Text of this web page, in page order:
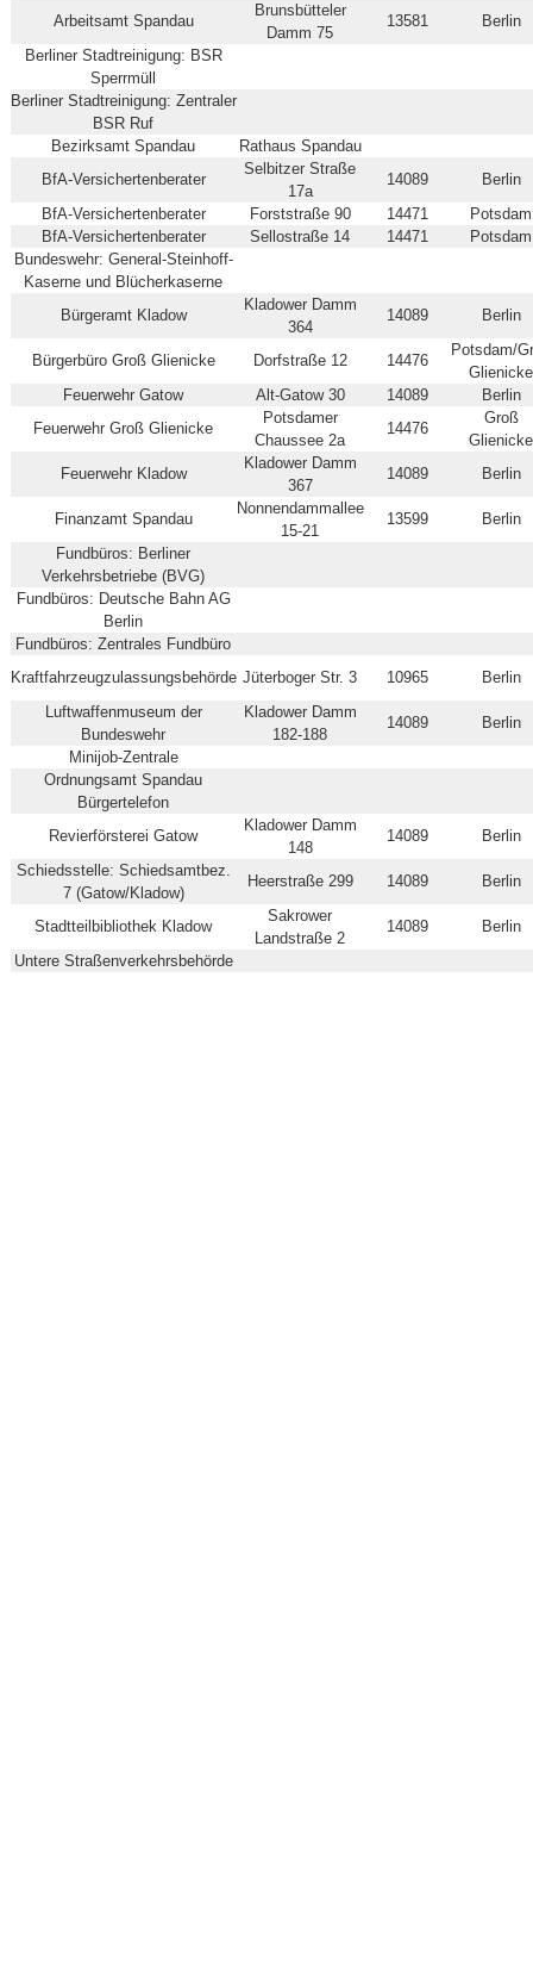
Arbeitsamt Spandau
Brunsbütteler
Damm 75
13581
Berlin
Berliner Stadtreinigung: BSR
Sperrmüll
Berliner Stadtreinigung: Zentraler
BSR Ruf
Bezirksamt Spandau
Rathaus Spandau
BfA-Versichertenberater
Selbitzer Straße
17a
14089
Berlin
BfA-Versichertenberater
Forststraße 90 14471
Potsdam
BfA-Versichertenberater
Sellostraße 14 14471
Potsdam
Bundeswehr: General-Steinhoff-
Kaserne und Blücherkaserne
Bürgeramt Kladow
Kladower Damm
364
14089 Berlin
Bürgerbüro Groß Glienicke Dorfstraße 12 14476
Potsdam/
Glienicke
Feuerwehr Gatow
Alt-Gatow 30 14089
Berlin
Feuerwehr Groß Glienicke
Potsdamer
Chaussee 2a
14476
Groß
Glienicke
Feuerwehr Kladow
Kladower Damm
367
14089 Berlin
Finanzamt Spandau
Nonnendammallee
15-21
13599
Berlin
Fundbüros: Berliner
Verkehrsbetriebe (BVG)
Fundbüros: Deutsche Bahn AG
Berlin
Fundbüros: Zentrales Fundbüro
Kraftfahrzeugzulassungsbehörde Jüterboger Str. 3 10965
Berlin
Luftwaffenmuseum der
Bundeswehr
Kladower Damm
182-188
14089
Berlin
Minijob-Zentrale
Ordnungsamt Spandau
Bürgertelefon
Revierförsterei Gatow
Kladower Damm
148
14089
Berlin
Schiedsstelle: Schiedsamtbez.
7 (Gatow/Kladow)
Heerstraße 299 14089 Berlin
Stadtteilbibliothek Kladow
Sakrower
Landstraße 2
14089
Berlin
Untere Straßenverkehrsbehörde